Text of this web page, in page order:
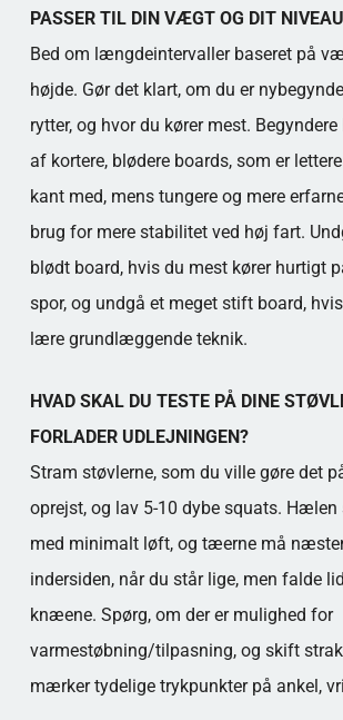
PASSER TIL DIN VÆGT OG DIT
Bed om længdeintervaller baseret på
højde. Gør det klart, om du er
rytter, og hvor du kører mest.
af kortere, blødere boards, som er
kant med, mens tungere og mere
brug for mere stabilitet ved høj fart.
blødt board, hvis du mest kører hurtigt
spor, og undgå et meget stift board,
lære grundlæggende teknik.
HVAD SKAL DU TESTE PÅ DINE
FORLADER UDLEJNINGEN?
Stram støvlerne, som du ville gøre det
oprejst, og lav 5-10 dybe squats.
med minimalt løft, og tæerne må
indersiden, når du står lige, men falde
knæene. Spørg, om der er mulighed for
varmestøbning/tilpasning, og skift
mærker tydelige trykpunkter på ankel,